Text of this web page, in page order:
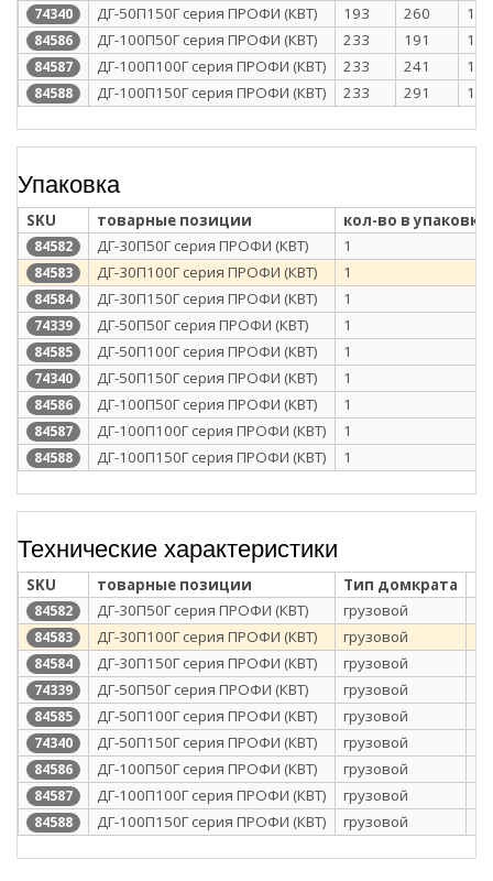
74340 ДГ-50П150Г серия ПРОФИ (КВТ) 193 260 128
84586 ДГ-100П50Г серия ПРОФИ (КВТ) 233 191 168
84587 ДГ-100П100Г серия ПРОФИ (КВТ) 233 241 168
84588 ДГ-100П150Г серия ПРОФИ (КВТ) 233 291 168
Упаковка
SKU товарные позиции кол-во в упаковке
84582 ДГ-30П50Г серия ПРОФИ (КВТ) 1
84583 ДГ-30П100Г серия ПРОФИ (КВТ) 1
84584 ДГ-30П150Г серия ПРОФИ (КВТ) 1
74339 ДГ-50П50Г серия ПРОФИ (КВТ) 1
84585 ДГ-50П100Г серия ПРОФИ (КВТ) 1
74340 ДГ-50П150Г серия ПРОФИ (КВТ) 1
84586 ДГ-100П50Г серия ПРОФИ (КВТ) 1
84587 ДГ-100П100Г серия ПРОФИ (КВТ) 1
84588 ДГ-100П150Г серия ПРОФИ (КВТ) 1
Технические характеристики
SKU товарные позиции Тип домкрата
84582 ДГ-30П50Г серия ПРОФИ (КВТ) грузовой
84583 ДГ-30П100Г серия ПРОФИ (КВТ) грузовой
84584 ДГ-30П150Г серия ПРОФИ (КВТ) грузовой
74339 ДГ-50П50Г серия ПРОФИ (КВТ) грузовой
84585 ДГ-50П100Г серия ПРОФИ (КВТ) грузовой
74340 ДГ-50П150Г серия ПРОФИ (КВТ) грузовой
84586 ДГ-100П50Г серия ПРОФИ (КВТ) грузовой
84587 ДГ-100П100Г серия ПРОФИ (КВТ) грузовой
84588 ДГ-100П150Г серия ПРОФИ (КВТ) грузовой